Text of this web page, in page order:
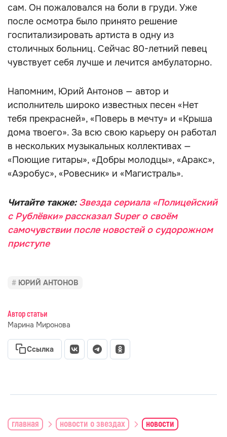
сам. Он пожаловался на боли в груди. Уже
после осмотра было принято решение
госпитализировать артиста в одну из
столичных больниц. Сейчас 80-летний певец
чувствует себя лучше и лечится амбулаторно.
Напомним, Юрий Антонов — автор и
исполнитель широко известных песен «Нет
тебя прекрасней», «Поверь в мечту» и «Крыша
дома твоего». За всю свою карьеру он работал
в нескольких музыкальных коллективах —
«Поющие гитары», «Добры молодцы», «Аракс»,
«Аэробус», «Ровесник» и «Магистраль».
Читайте также: Звезда сериала «Полицейский
с Рублёвки» рассказал Super о своём
самочувствии после новостей о судорожном
приступе
ЮРИЙ АНТОНОВ
Автор статьи
Марина Миронова
Ссылка
главная новости о звездах новости